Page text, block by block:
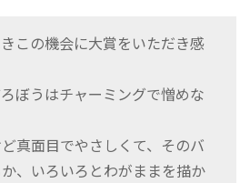
この機会に大賞をいただき感
ぼうはチャーミングで憎めな
真面目でやさしくて、そのバ
、いろいろとわがままを描か